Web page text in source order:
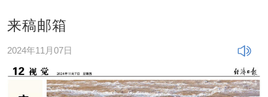
来稿邮箱
2024年11月07日